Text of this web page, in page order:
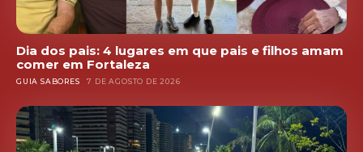
Dia dos pais: 4 lugares em que pais e filhos amam
comer em Fortaleza
GUIA SABORES 7 DE AGOSTO DE 2026